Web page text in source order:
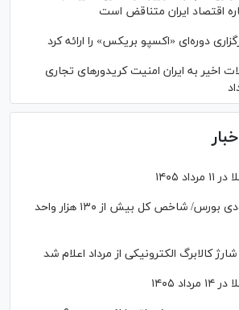
اقتصاد ایران متناقض است
دوره‌ای «اکسپو بریکس» را ارائه کرد
اخیر به ایران امنیت کریدورهای تجاری
۱۴۰۵
تداوم روند صعودی بورس/ شاخص کل بیش از ۱۳۰ هزار واحد
کالابرگ الکترونیکی از مرداد اعلام شد
۱۴۰۵